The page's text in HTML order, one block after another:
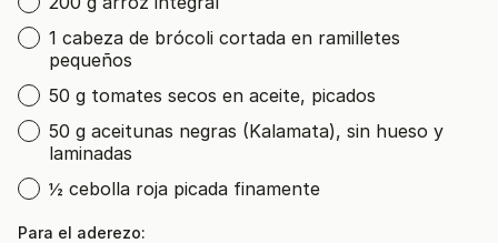
1 cabeza de brócoli cortada en ramilletes
pequeños
50 g tomates secos en aceite, picados
50 g aceitunas negras (Kalamata), sin hueso y
laminadas
½ cebolla roja picada finamente
Para el aderezo: